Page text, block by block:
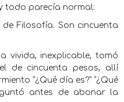
todo parecía normal:
Filosofía. Son cincuenta
vivida, inexplicable, tomó
de cincuenta pesos, allí
“¿Qué día es?” “¿Qué
antes de abonar la